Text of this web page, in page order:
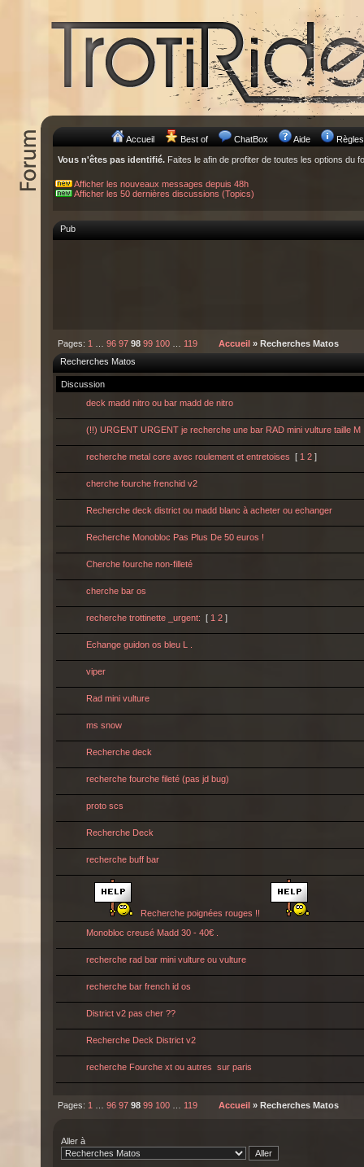
Accueil Best of ChatBox Aide Règles
Vous n'êtes pas identifié. Faites le afin de profiter de toutes les options du
Afficher les nouveaux messages depuis 48h
Afficher les 50 dernières discussions (Topics)
Pub
Pages: 1 96 97 98 99 100 119 Accueil » Recherches Matos
Recherches Matos
Discussion
deck madd nitro ou bar madd de nitro
(!!) URGENT URGENT je recherche une bar RAD mini vulture taille M
recherche metal core avec roulement et entretoises [ 1 2 ]
cherche fourche frenchid v2
Recherche deck district ou madd blanc à acheter ou echanger
Recherche Monobloc Pas Plus De 50 euros !
Cherche fourche non-filleté
cherche bar os
recherche trottinette _urgent: [ 1 2 ]
Echange guidon os bleu L .
viper
Rad mini vulture
ms snow
Recherche deck
recherche fourche fileté (pas jd bug)
proto scs
Recherche Deck
recherche buff bar
Recherche poignées rouges !!
Monobloc creusé Madd 30 - 40€ .
recherche rad bar mini vulture ou vulture
recherche bar french id os
District v2 pas cher ??
Recherche Deck District v2
recherche Fourche xt ou autres sur paris
Pages: 1 96 97 98 99 100 119 Accueil » Recherches Matos
Aller à